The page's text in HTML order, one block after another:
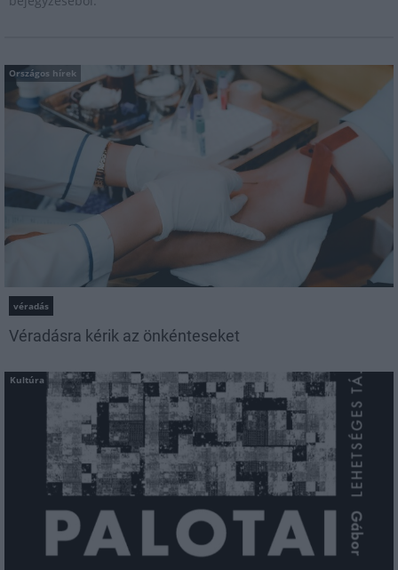
Országos hírek
véradás
Véradásra kérik az önkénteseket
Kultúra